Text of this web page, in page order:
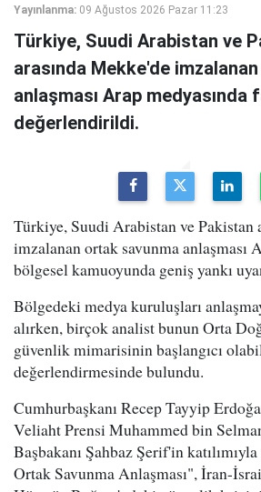
Yayınlanma: 09 Ağustos 2026 Pazar 11:23
Türkiye, Suudi Arabistan ve
arasında Mekke'de
anlaşması Arap medyasında
değerlendirildi.
Türkiye, Suudi Arabistan ve Pakistan
imzalanan ortak savunma anlaşması
bölgesel kamuoyunda geniş yankı
Bölgedeki medya kuruluşları
alırken, birçok analist bunun Orta
güvenlik mimarisinin başlangıcı
değerlendirmesinde bulundu.
Cumhurbaşkanı Recep Tayyip
Veliaht Prensi Muhammed bin
Başbakanı Şahbaz Şerif'in
Ortak Savunma Anlaşması", İran-